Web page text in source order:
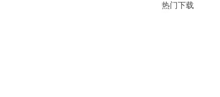
热门下载